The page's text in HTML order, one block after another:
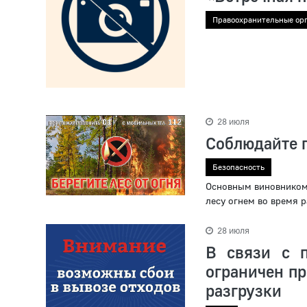
Правоохранительные
28 июля
Соблюдайте
Безопасность
Основным
лесу огнем во время
28 июля
В связи с
ограничен
разгрузки